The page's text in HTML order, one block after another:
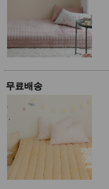
무료배송